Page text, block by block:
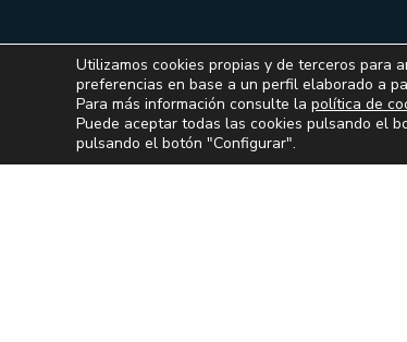
Utilizamos cookies propias y de terceros para
preferencias en base a un perfil elaborado a
Para más información consulte la política de
Puede aceptar todas las cookies pulsando el
pulsando el botón "Configurar".